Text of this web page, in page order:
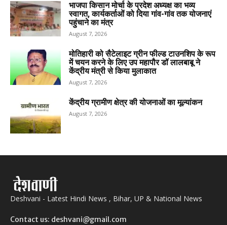
भाजपा किसान मोर्चा के प्रदेश अध्यक्ष का भव्य
स्वागत, कार्यकर्ताओं को दिया गांव-गांव तक योजनाएं
पहुंचाने का मंत्र
August 7, 2026
मोतिहारी को सैटेलाइट ग्रीन फील्ड टाउनशिप के रूप
में चयन करने के लिए उप महापौर डॉ लालबाबू ने
केंद्रीय मंत्री से किया मुलाकात
August 7, 2026
केंद्रीय ग्रामीण क्षेत्र की योजनाओं का मूल्यांकन
August 7, 2026
Deshvani - Latest Hindi News , Bihar, UP & National News
Contact us: deshvani@gmail.com